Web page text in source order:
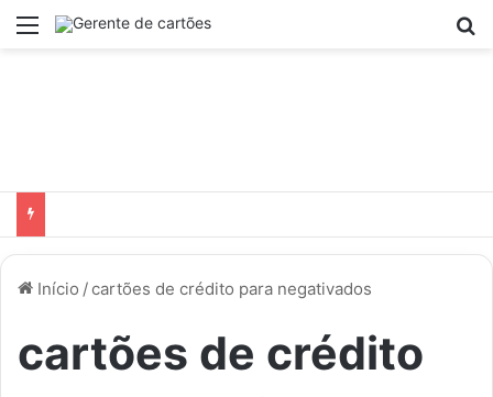
Menu
Início /cartões de crédito para negativados
cartões de crédito